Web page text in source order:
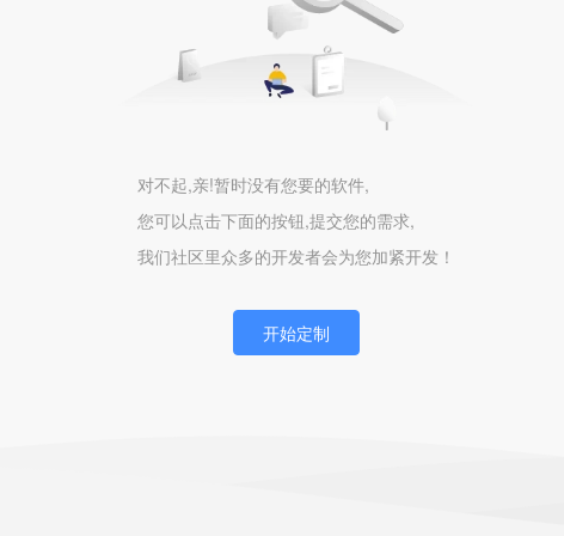
对不起,亲!暂时没有您要的软件,
您可以点击下面的按钮,提交您的需求,
我们社区里众多的开发者会为您加紧开发！
开始定制